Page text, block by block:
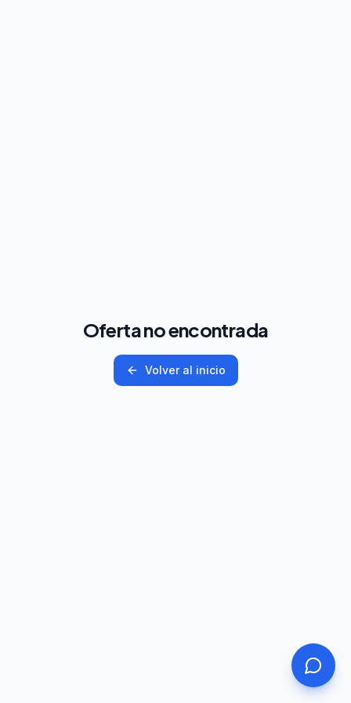
Oferta no encontrada
Volver al inicio